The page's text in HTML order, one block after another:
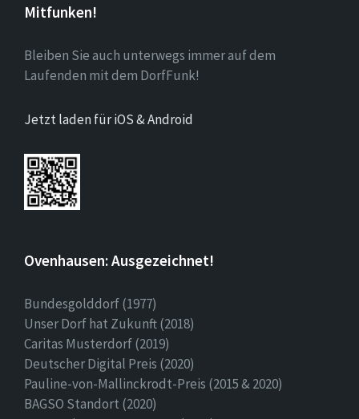
Mitfunken!
Bleiben Sie auch unterwegs immer auf dem
Laufenden mit dem DorfFunk!
Jetzt laden für iOS & Android
Ovenhausen: Ausgezeichnet!
Bundesgolddorf (1977)
Unser Dorf hat Zukunft (2018)
Caritas Musterdorf (2019)
Deutscher Digital Preis (2020)
Pauline-von-Mallinckrodt-Preis (2015 & 2020)
BAGSO Standort (2020)